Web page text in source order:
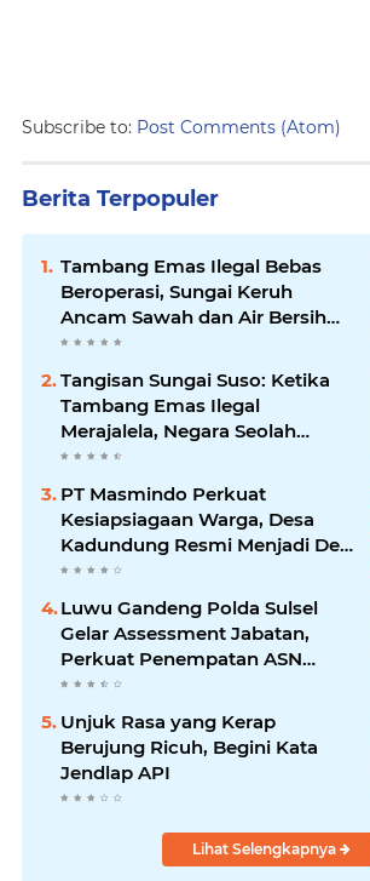
Subscribe to: Post Comments (Atom)
Berita Terpopuler
Tambang Emas Ilegal Bebas
Beroperasi, Sungai Keruh
Ancam Sawah dan Air Bersih
Warga Luwu
Tangisan Sungai Suso: Ketika
Tambang Emas Ilegal
Merajalela, Negara Seolah
Memilih Diam
PT Masmindo Perkuat
Kesiapsiagaan Warga, Desa
Kadundung Resmi Menjadi Desa
Tangguh Bencana
Luwu Gandeng Polda Sulsel
Gelar Assessment Jabatan,
Perkuat Penempatan ASN
Berbasis Kompetensi
Unjuk Rasa yang Kerap
Berujung Ricuh, Begini Kata
Jendlap API
Lihat Selengkapnya